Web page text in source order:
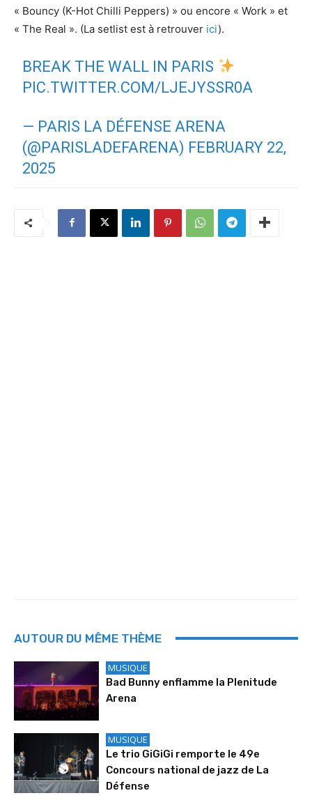
« Bouncy (K-Hot Chilli Peppers) » ou encore « Work » et
« The Real ». (La setlist est à retrouver ici).
BREAK THE WALL IN PARIS
PIC.TWITTER.COM/LJEJYSSR0A
— PARIS LA DÉFENSE ARENA
(@PARISLADEFARENA) FEBRUARY 22,
2025
AUTOUR DU MÊME THÈME
MUSIQUE
Bad Bunny enflamme la Plenitude
Arena
MUSIQUE
Le trio GiGiGi remporte le 49e
Concours national de jazz de La
Défense